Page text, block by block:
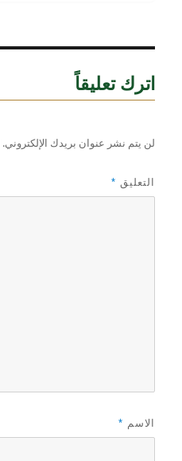
اترك تعليقاً
لن يتم نشر عنوان بريدك الإلكتروني.
التعليق *
الاسم *